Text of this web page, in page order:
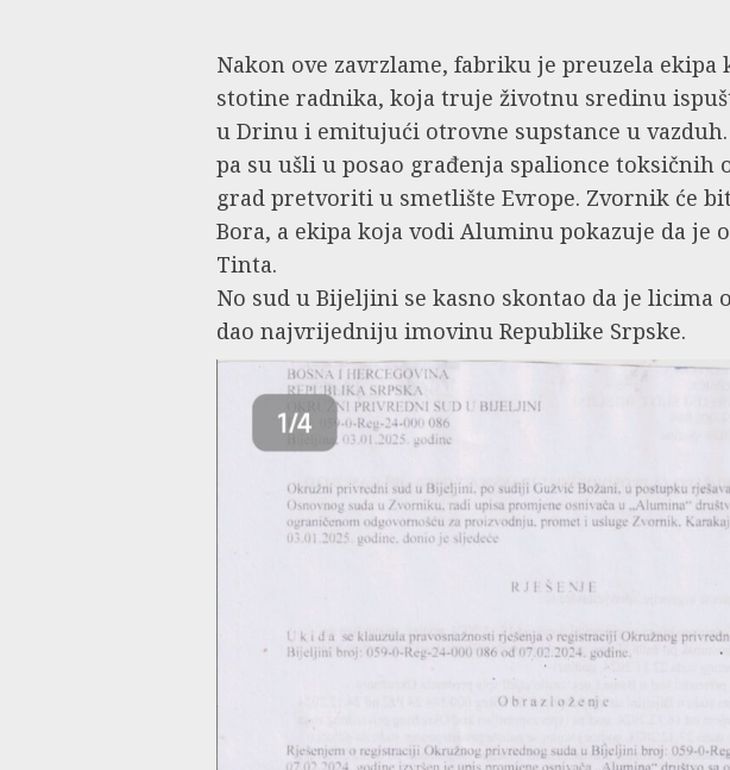
Nakon ove zavrzlame, fabriku je preuzela ekipa
stotine radnika, koja truje životnu sredinu
u Drinu i emitujući otrovne supstance u
pa su ušli u posao građenja spalionce toksičnih
grad pretvoriti u smetlište Evrope. Zvornik će
Bora, a ekipa koja vodi Aluminu pokazuje da je
Tinta.
No sud u Bijeljini se kasno skontao da je licima
dao najvrijedniju imovinu Republike Srpske.